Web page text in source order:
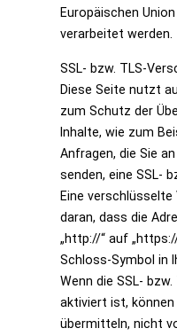
Europäischen
verarbeitet werden.
SSL- bzw. TLS-
Diese Seite nutzt
zum Schutz der
Inhalte, wie zum
Anfragen, die Sie
senden, eine SSL-
Eine verschlüsselte
daran, dass die
„http://“ auf
Schloss-Symbol in
Wenn die SSL-
aktiviert ist, können
übermitteln, nicht